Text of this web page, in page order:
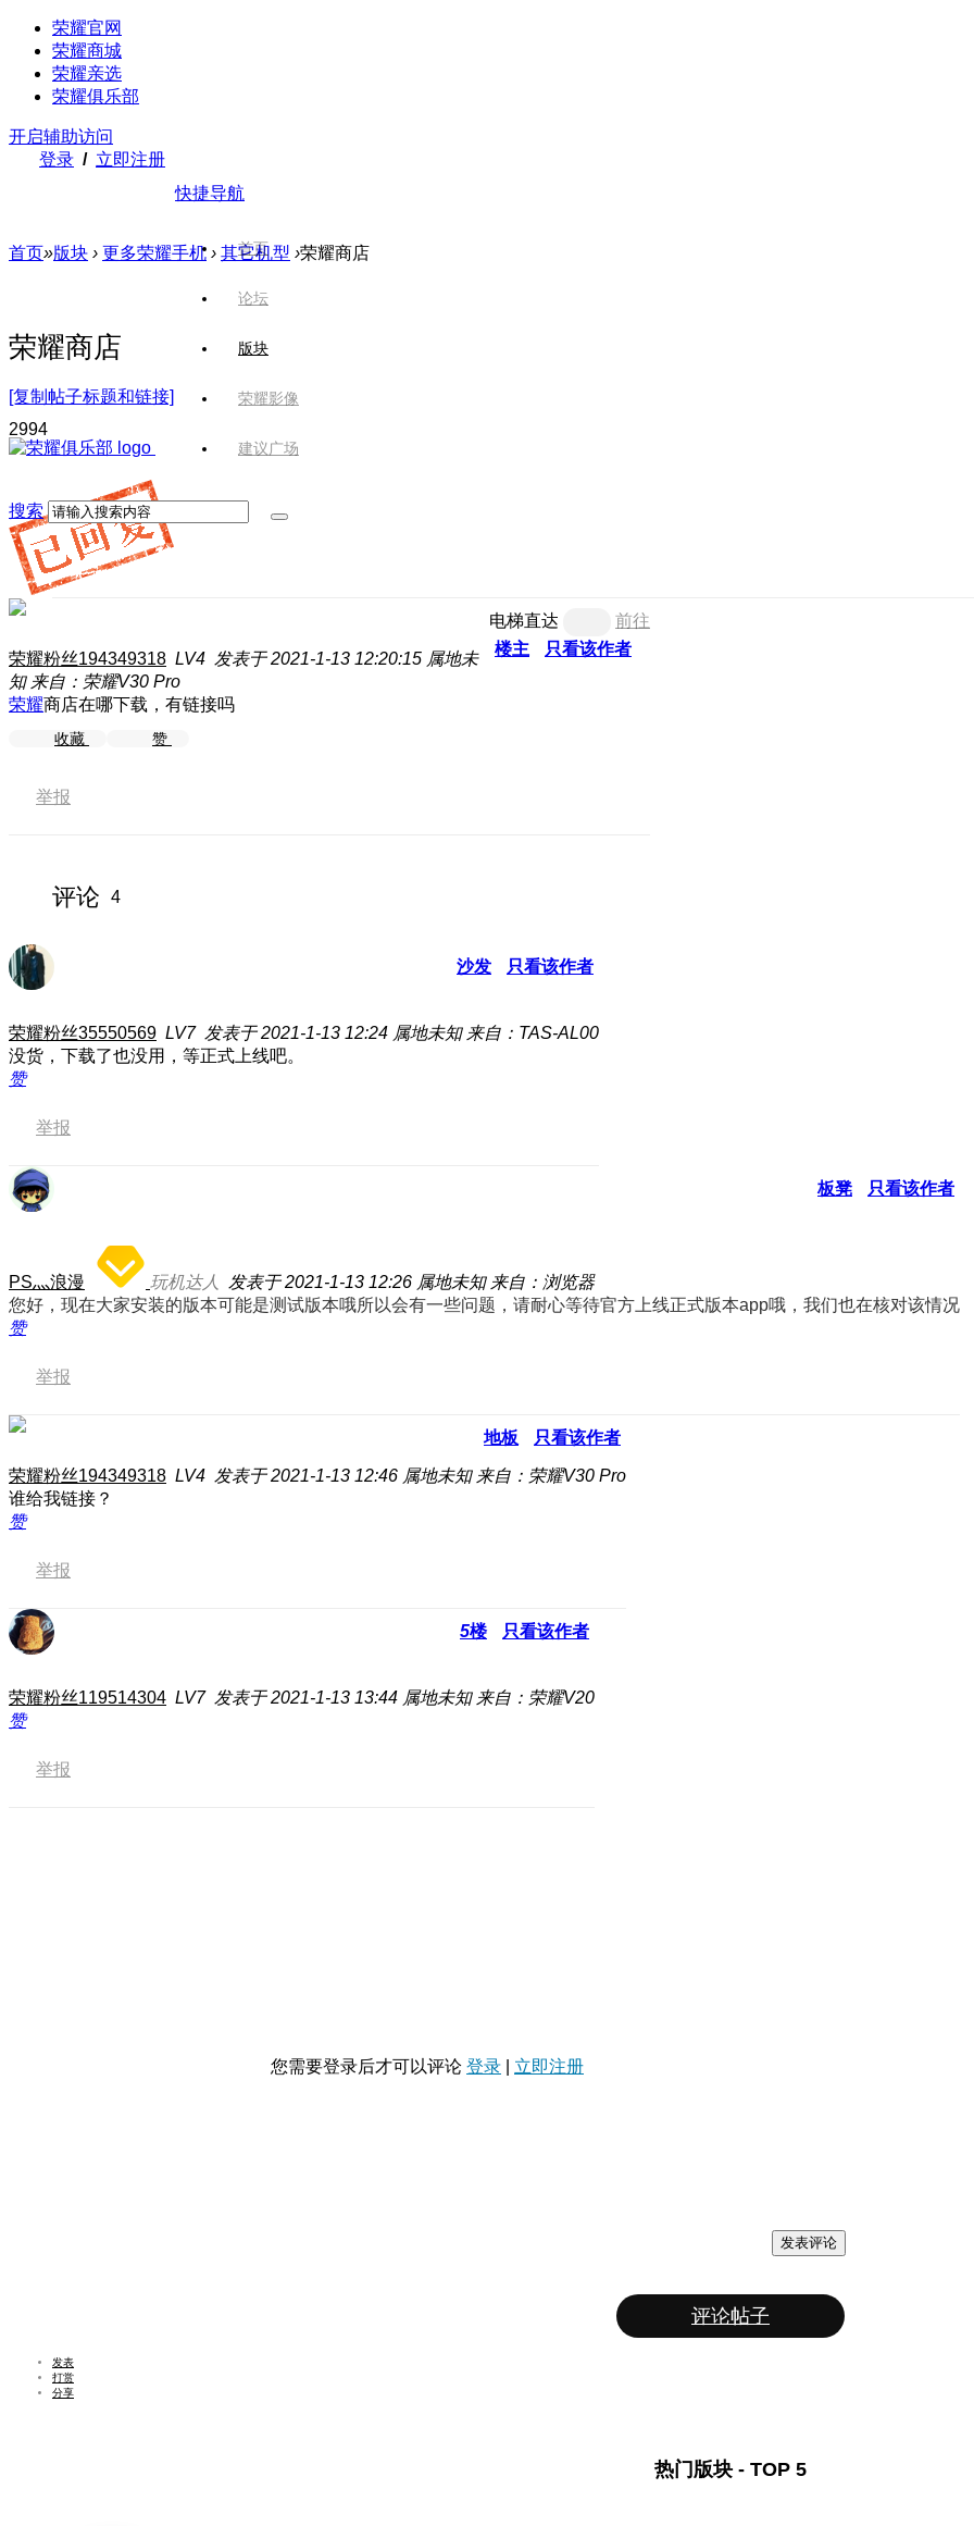
荣耀官网
荣耀商城
荣耀亲选
荣耀俱乐部
开启辅助访问
登录 / 立即注册
快捷导航
首页
论坛
版块
荣耀影像
建议广场
搜索
首页»版块 › 更多荣耀手机 › 其它机型 ›荣耀商店
荣耀商店
[复制帖子标题和链接]
2994
电梯直达
前往
楼主
只看该作者
荣耀粉丝194349318 LV4 发表于 2021-1-13 12:20:15 属地未
知 来自：荣耀V30 Pro
荣耀商店在哪下载，有链接吗
收藏 赞
举报
评论 4
沙发 只看该作者
荣耀粉丝35550569 LV7 发表于 2021-1-13 12:24 属地未知 来自：TAS-AL00
没货，下载了也没用，等正式上线吧。
赞
举报
板凳 只看该作者
PS灬浪漫 玩机达人 发表于 2021-1-13 12:26 属地未知 来自：浏览器
您好，现在大家安装的版本可能是测试版本哦所以会有一些问题，请耐心等待官方上线正式版本app哦，我们也在核对该情况
赞
举报
地板 只看该作者
荣耀粉丝194349318 LV4 发表于 2021-1-13 12:46 属地未知 来自：荣耀V30 Pro
谁给我链接？
赞
举报
5楼 只看该作者
荣耀粉丝119514304 LV7 发表于 2021-1-13 13:44 属地未知 来自：荣耀V20
赞
举报
您需要登录后才可以评论 登录 立即注册
发表评论
评论帖子
发表
打赏
分享
热门版块 - TOP 5